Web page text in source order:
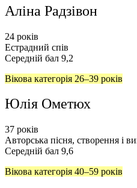
Аліна Радзівон
24 років
Естрадний спів
Середній бал 9,2
Вікова категорія 26–39 років
Юлія Ометюх
37 років
Авторська пісня, створення і
Середній бал 9,6
Вікова категорія 40–59 років